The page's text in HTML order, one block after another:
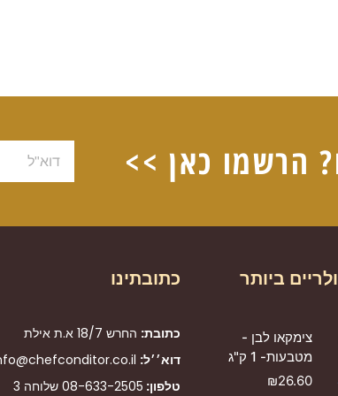
הרשמו כאן >>
ביותר
צימקאו לבן -
מטבעות- 1 ק"ג
₪26.60
כתובתינו
כתובת: החרש 18/7 א.ת אילת
דוא׳׳ל:
טלפון: 08-633-2505 שלוחה 3